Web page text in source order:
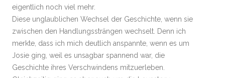
eigentlich noch viel mehr.
Diese unglaublichen Wechsel der Geschichte, wenn sie
zwischen den Handlungssträngen wechselt. Denn ich
merkte, dass ich mich deutlich anspannte, wenn es um
Josie ging, weil es unsagbar spannend war, die
Geschichte ihres Verschwindens mitzuerleben.